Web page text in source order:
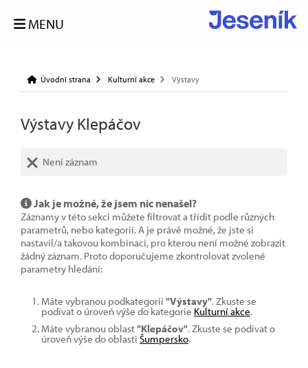
MENU
Úvodní strana Kulturní akce Výstavy
Výstavy Klepáčov
Není záznam
Jak je možné, že jsem nic nenašel?
Záznamy v této sekci můžete filtrovat a třídit podle různých
parametrů, nebo kategorií. A je právě možné, že jste si
nastavil/a takovou kombinaci, pro kterou není možné zobrazit
žádný záznam. Proto doporučujeme zkontrolovat zvolené
parametry hledání:
Máte vybranou podkategorii "Výstavy". Zkuste se
podívat o úroveň výše do kategorie Kulturní akce.
Máte vybranou oblast"Klepáčov". Zkuste se podívat o
úroveň výše do oblasti Šumpersko.